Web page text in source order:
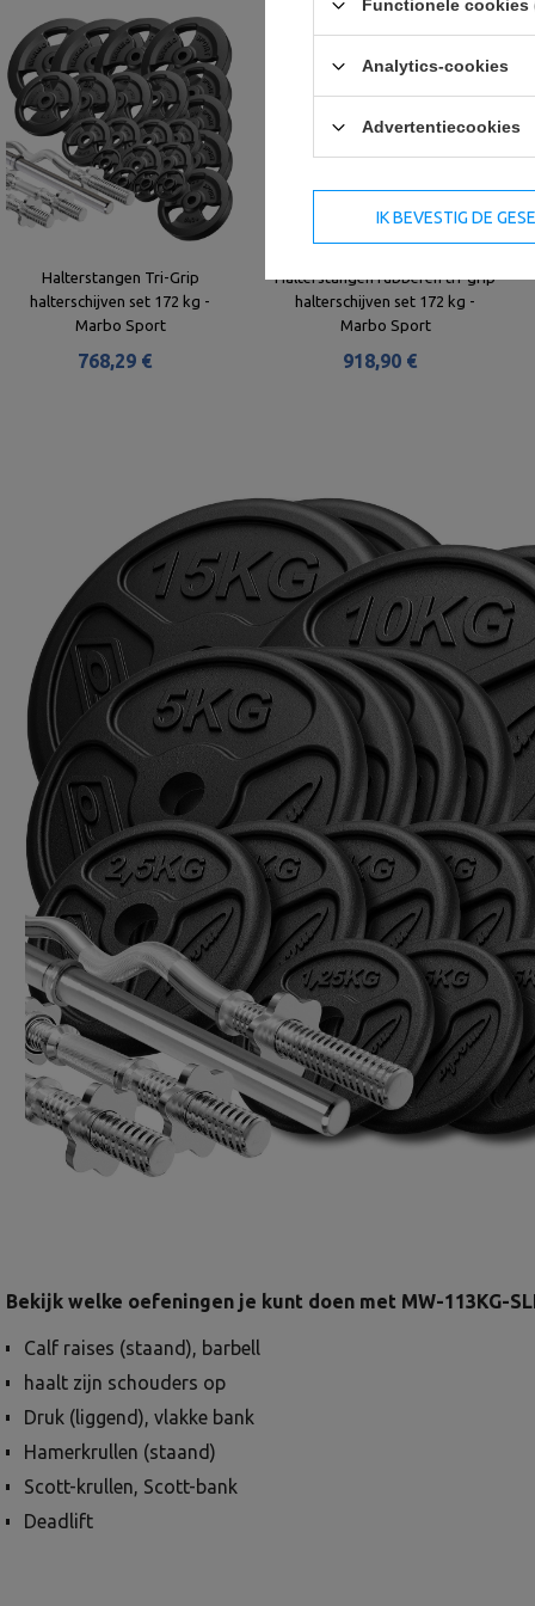
Halterstangen Tri-Grip
halterschijven set 172 kg -
Marbo Sport
768,29 €
Halterstangen rubberen tri-grip
halterschijven set 172 kg -
Marbo Sport
918,90 €
Bekijk welke oefeningen je kunt doen met MW-113KG-
Calf raises (staand), barbell
haalt zijn schouders op
Druk (liggend), vlakke bank
Hamerkrullen (staand)
Scott-krullen, Scott-bank
Deadlift
Functionele cookies
Analytics-cookies
Advertentiecookies
IK BEVESTIG DE